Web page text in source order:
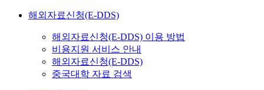
해외자료신청(E-DDS)
해외자료신청(E-DDS) 이용 방법
비용지원 서비스 안내
해외자료신청(E-DDS)
중국대학 자료 검색